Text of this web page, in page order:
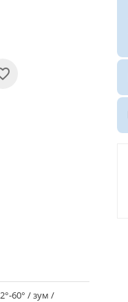
60° / зум /